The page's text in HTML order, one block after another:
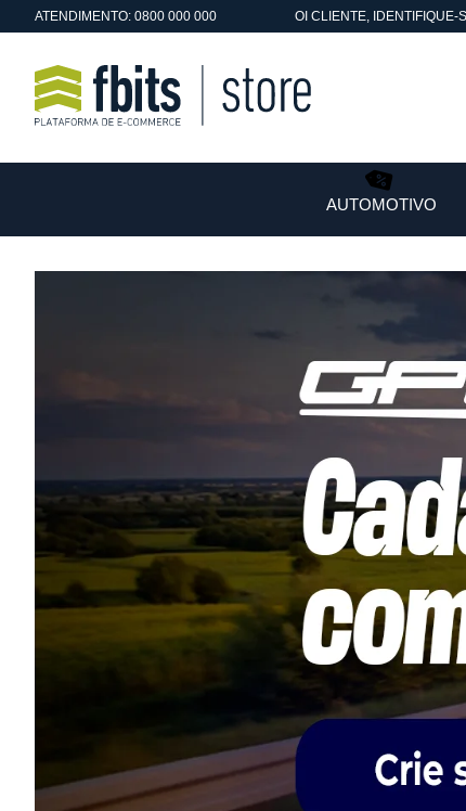
ATENDIMENTO: 0800 000 000 OICLIENTE, IDENTIFIQUE-
AUTOMOTIVO